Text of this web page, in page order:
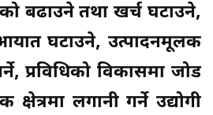
बढाउने तथा खर्च घटाउने,
घटाउने, उत्पादनमूलक
प्रविधिको विकासमा जोड
लगानी गर्ने उद्योगी